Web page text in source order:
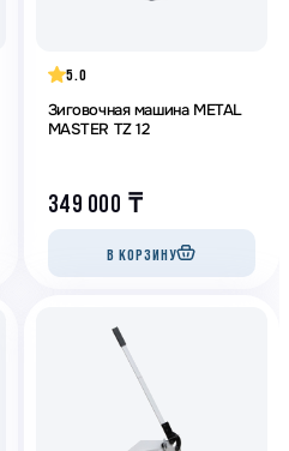
5.0
Зиговочная машина METAL
MASTER TZ 12
349 000 ₸
В КОРЗИНУ